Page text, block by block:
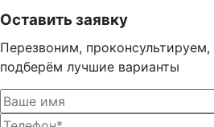
Оставить заявку
Перезвоним, проконсультируем,
подберём лучшие варианты